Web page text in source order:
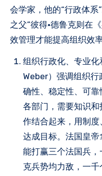
会学家，他的“行政体系
之父”彼得·德鲁克则在《
效管理才能提高组织效率
组织行政化、专业
Weber）强调组织
确性、稳定性、可
各部门，需要知识
作结合起来，用制
达成目标。法国皇
能打赢三个法国兵
克兵势均力敌，一